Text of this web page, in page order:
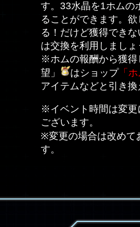
す。33水晶を1ホムの
ることができます。
る！だけど獲得でき
は交換を利用しましょ
※ホムの報酬から獲得
望」
はショップ「ホ
アイテムなどと引き換
※イベント時間は変更
ございます。
※変更の場合は改めて
す。